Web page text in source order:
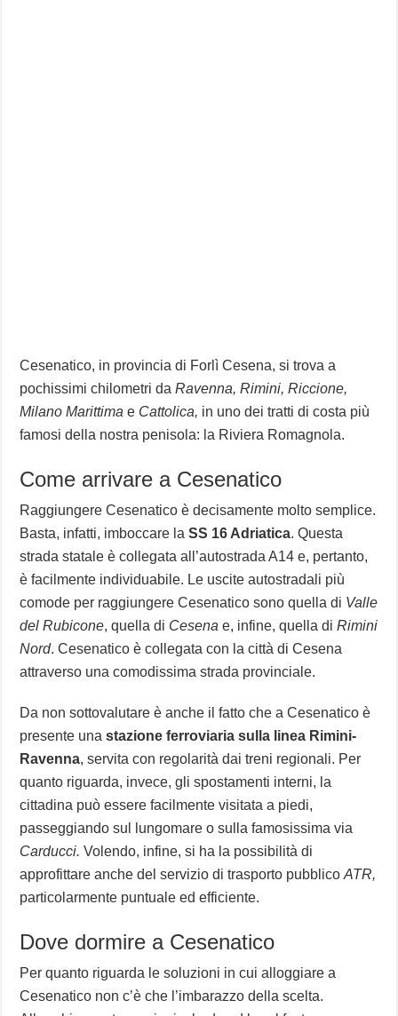
Cesenatico, in provincia di Forlì Cesena, si trova a
pochissimi chilometri daRavenna, Rimini, Riccione,
Milano Marittima e Cattolica, in uno dei tratti di costa più
famosi della nostra penisola: la Riviera Romagnola.
Come arrivare a Cesenatico
Raggiungere Cesenatico è decisamente molto semplice.
Basta, infatti, imboccare laSS 16 Adriatica. Questa
strada statale è collegata all’autostrada A14 e, pertanto,
è facilmente individuabile. Le uscite autostradali più
comode per raggiungere Cesenatico sono quella di Valle
del Rubicone, quella di Cesena e, infine, quella diRimini
Nord. Cesenatico è collegata con la città di Cesena
attraverso una comodissima strada provinciale.
Da non sottovalutare è anche il fatto che a Cesenatico è
presente unastazione ferroviaria sulla linea Rimini-
Ravenna, servita con regolarità dai treni regionali. Per
quanto riguarda, invece, gli spostamenti interni, la
cittadina può essere facilmente visitata a piedi,
passeggiando sul lungomare o sulla famosissima via
Carducci. Volendo, infine, si ha la possibilità di
approfittare anche del servizio di trasporto pubblicoATR,
particolarmente puntuale ed efficiente.
Dove dormire a Cesenatico
Per quanto riguarda le soluzioni in cui alloggiare a
Cesenatico non c’è che l’imbarazzo della scelta.